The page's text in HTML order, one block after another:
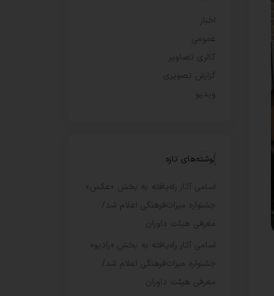
اخبار
عمومی
گالری تصاویر
گزارش تصویری
ویدیو
نوشته‌های تازه
اسامی آثار راه‌یافته به بخش «عکس»
جشنواره میراث‌فرهنگی اعلام شد/
معرفی هیئت داوران
اسامی آثار راه‌یافته به بخش «رادیو»
جشنواره میراث‌فرهنگی اعلام شد/
معرفی هیئت داوران